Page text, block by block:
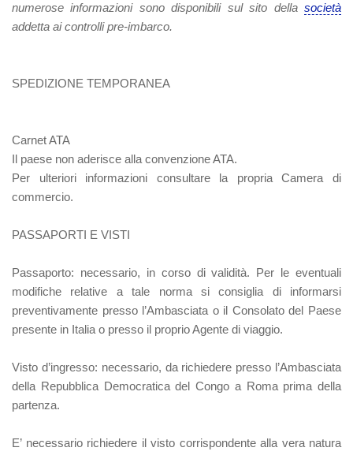
numerose informazioni sono disponibili sul sito della società
addetta ai controlli pre-imbarco.
SPEDIZIONE TEMPORANEA
Carnet ATA
Il paese non aderisce alla convenzione ATA.
Per ulteriori informazioni consultare la propria Camera di
commercio.
PASSAPORTI E VISTI
Passaporto: necessario, in corso di validità. Per le eventuali
modifiche relative a tale norma si consiglia di informarsi
preventivamente presso l’Ambasciata o il Consolato del Paese
presente in Italia o presso il proprio Agente di viaggio.
Visto d’ingresso: necessario, da richiedere presso l’Ambasciata
della Repubblica Democratica del Congo a Roma prima della
partenza.
E’ necessario richiedere il visto corrispondente alla vera natura